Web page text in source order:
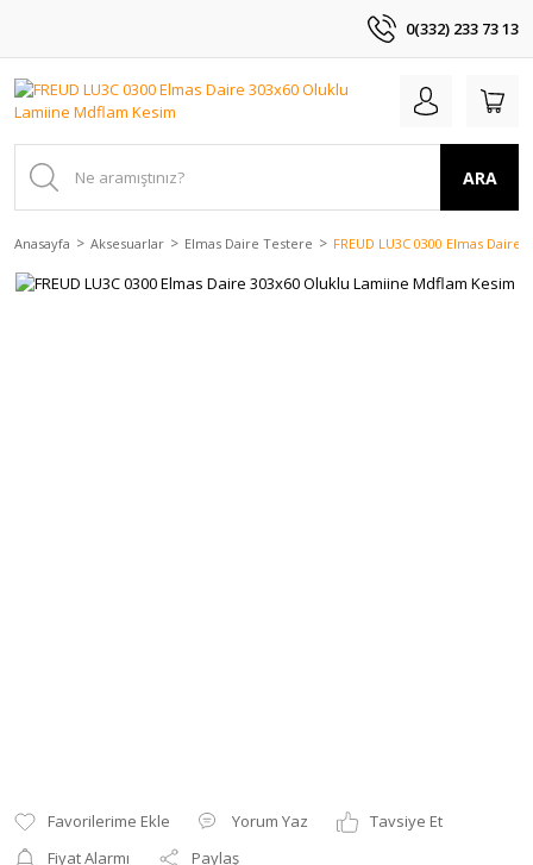
0(332) 233 73 13
ARA
Anasayfa Aksesuarlar Elmas Daire Testere FREUD LU3C 0300 Elmas
Yorum Yaz
Tavsiye Et
Fiyat Alarmı
Paylaş